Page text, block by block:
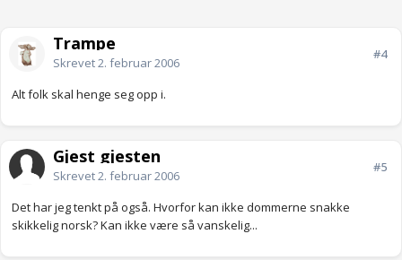
Trampe
Skrevet2. februar 2006
#4
Alt folk skal henge seg opp i.
Gjest gjesten
Skrevet2. februar 2006
#5
Det har jeg tenkt på også. Hvorfor kan ikke dommerne snakke
skikkelig norsk? Kan ikke være så vanskelig...